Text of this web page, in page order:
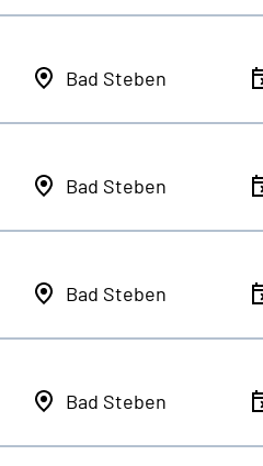
Bad Steben
Bad Steben
Bad Steben
Bad Steben